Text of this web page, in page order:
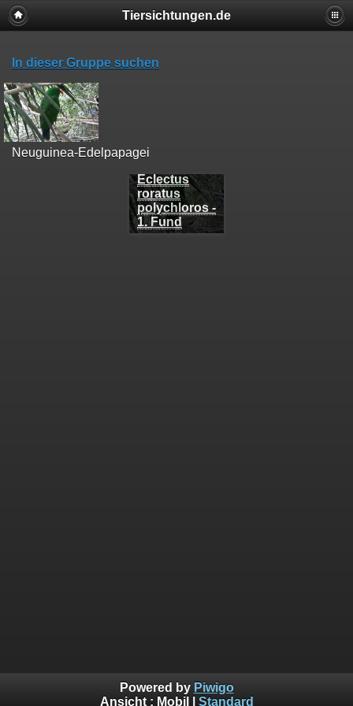
Tiersichtungen.de
In dieser Gruppe suchen
Neuguinea-Edelpapagei
Eclectus
roratus
polychloros -
1. Fund
Powered by Piwigo
Ansicht : Mobil Standard